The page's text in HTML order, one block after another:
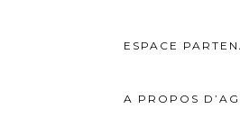
ESPACE
A PROPOS